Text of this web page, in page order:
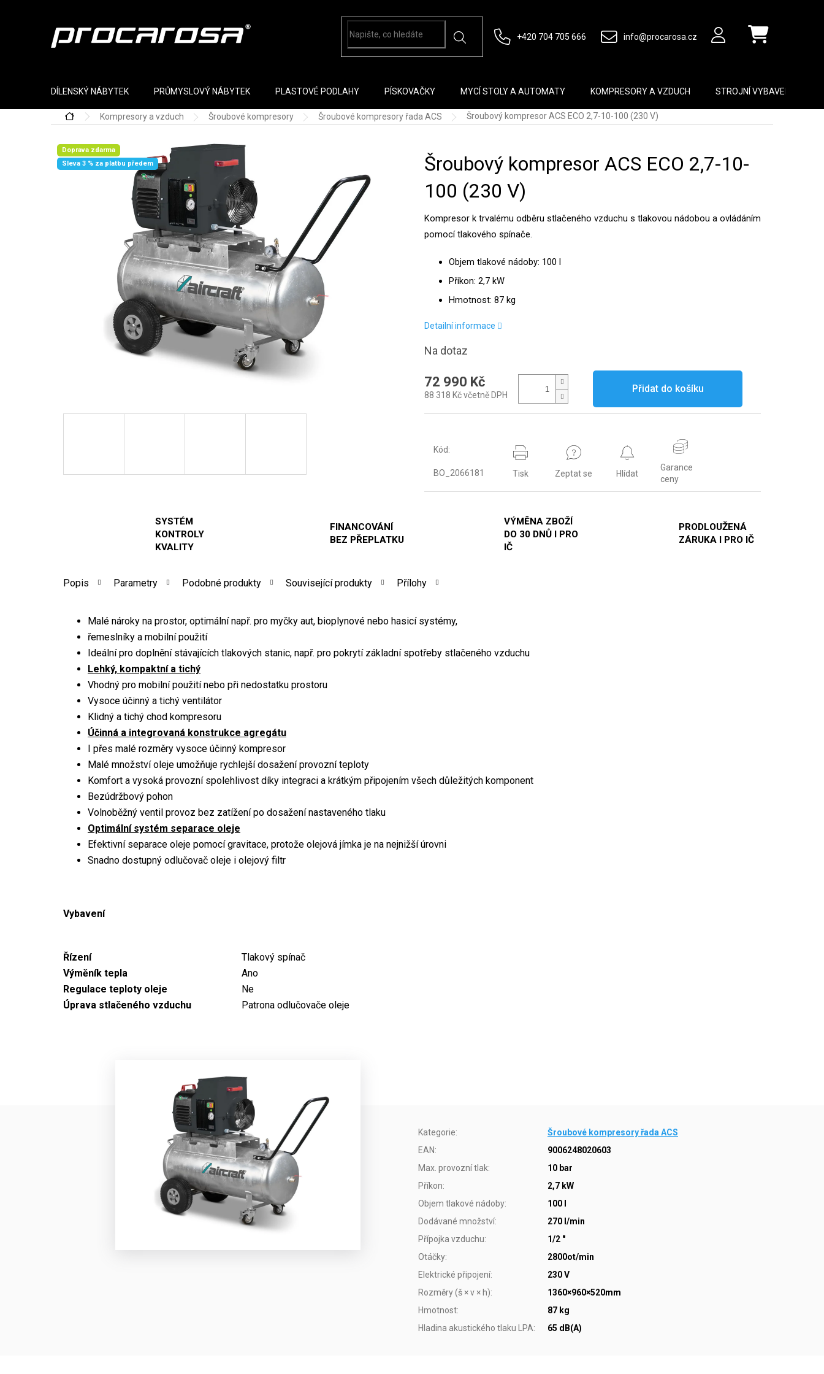
+420 704 705 666 info@procarosa.cz Nákupní košík
DÍLENSKÝ NÁBYTEK PRŮMYSLOVÝ NÁBYTEK PLASTOVÉ PODLAHY PÍSKOVAČKY MYCÍ STOLY A AUTOMATY KOMPRESORY A VZDUCH STROJNÍ VYBAVENÍ
Domů Kompresory a vzduch Šroubové kompresory Šroubové kompresory řada ACS Šroubový kompresor ACS ECO 2,7-10-100 (230 V)
Doprava zdarma
Sleva 3 % za platbu předem
Šroubový kompresor ACS ECO 2,7-10-
100 (230 V)
Kompresor k trvalému odběru stlačeného vzduchu s tlakovou nádobou a ovládáním
pomocí tlakového spínače.
Objem tlakové nádoby: 100 l
Příkon: 2,7 kW
Hmotnost: 87 kg
Detailní informace
Na dotaz
72 990 Kč
88 318 Kč včetně DPH
Přidat do košíku
Kód:
BO_2066181 Tisk Zeptat se Hlídat
Garance
ceny
SYSTÉM
KONTROLY
KVALITY
FINANCOVÁNÍ
BEZ PŘEPLATKU
VÝMĚNA ZBOŽÍ
DO 30 DNŮ I PRO
IČ
PRODLOUŽENÁ
ZÁRUKA I PRO IČ
Popis Parametry Podobné produkty Související produkty Přílohy
Malé nároky na prostor, optimální např. pro myčky aut, bioplynové nebo hasicí systémy,
řemeslníky a mobilní použití
Ideální pro doplnění stávajících tlakových stanic, např. pro pokrytí základní spotřeby stlačeného vzduchu
Lehký, kompaktní a tichý
Vhodný pro mobilní použití nebo při nedostatku prostoru
Vysoce účinný a tichý ventilátor
Klidný a tichý chod kompresoru
Účinná a integrovaná konstrukce agregátu
I přes malé rozměry vysoce účinný kompresor
Malé množství oleje umožňuje rychlejší dosažení provozní teploty
Komfort a vysoká provozní spolehlivost díky integraci a krátkým připojením všech důležitých komponent
Bezúdržbový pohon
Volnoběžný ventil provoz bez zatížení po dosažení nastaveného tlaku
Optimální systém separace oleje
Efektivní separace oleje pomocí gravitace, protože olejová jímka je na nejnižší úrovni
Snadno dostupný odlučovač oleje i olejový filtr
Vybavení
Řízení
Tlakový spínač
Výměník tepla
Ano
Regulace teploty oleje
Ne
Úprava stlačeného vzduchu
Patrona odlučovače oleje
Kategorie:
Šroubové kompresory řada ACS
EAN:
9006248020603
Max. provozní tlak:
10 bar
Příkon:
2,7 kW
Objem tlakové nádoby:
100 l
Dodávané množství:
270 l/min
Přípojka vzduchu:
1/2 "
Otáčky:
2800ot/min
Elektrické připojení:
230 V
Rozměry (š × v × h):
1360×960×520mm
Hmotnost:
87 kg
Hladina akustického tlaku LPA: 65 dB(A)